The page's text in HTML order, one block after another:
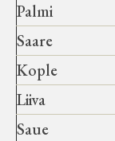
Palmi
Saare
Kople
Liiva
Saue